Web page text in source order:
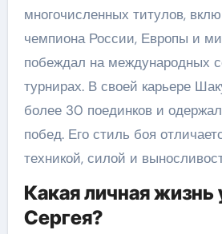
многочисленных титулов,
чемпиона России, Европы и
побеждал на международных
турнирах. В своей карьере
более 30 поединков и
побед. Его стиль боя
техникой, силой и
Какая личная
Сергея?